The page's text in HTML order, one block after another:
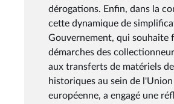
dérogations. Enfin, dans la
cette dynamique de
Gouvernement, qui souhaite
démarches des
aux transferts de matériels
historiques au sein de l'Union
européenne, a engagé une